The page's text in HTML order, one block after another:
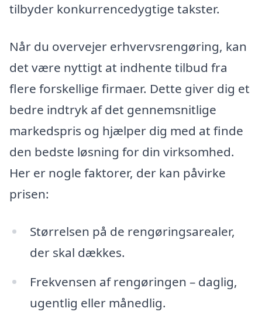
tilbyder konkurrencedygtige takster.
Når du overvejer erhvervsrengøring, kan
det være nyttigt at indhente tilbud fra
flere forskellige firmaer. Dette giver dig et
bedre indtryk af det gennemsnitlige
markedspris og hjælper dig med at finde
den bedste løsning for din virksomhed.
Her er nogle faktorer, der kan påvirke
prisen:
Størrelsen på de rengøringsarealer,
der skal dækkes.
Frekvensen af rengøringen – daglig,
ugentlig eller månedlig.